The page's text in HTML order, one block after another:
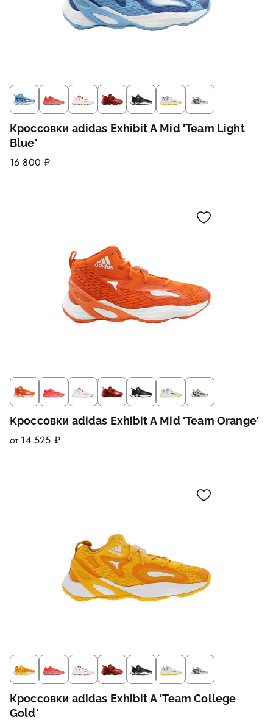
Кроссовки adidas Exhibit A Mid 'Team Light
Blue'
16 800 ₽
Кроссовки adidas Exhibit A Mid 'Team Orange'
от 14 525 ₽
Кроссовки adidas Exhibit A 'Team College
Gold'